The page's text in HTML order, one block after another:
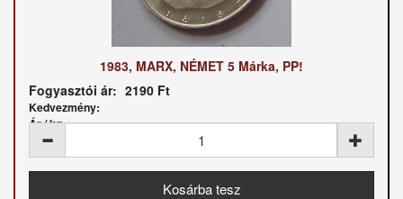
1983, MARX, NÉMET 5 Márka, PP!
Fogyasztói ár: 2190 Ft
Kedvezmény:
Ár / kg: